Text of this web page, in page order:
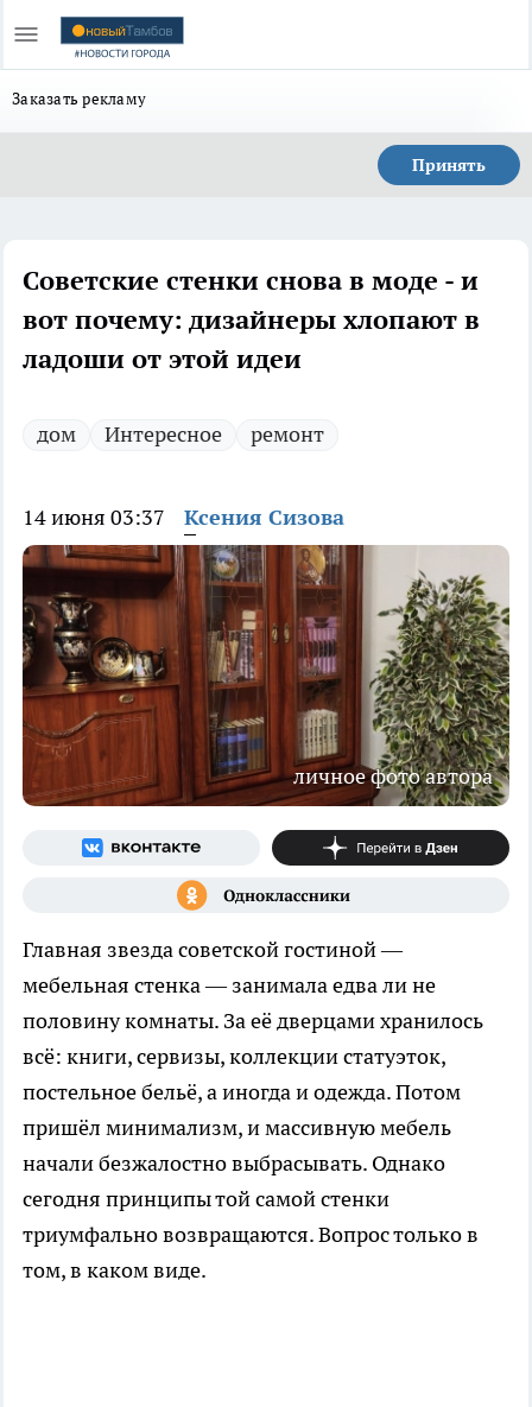
Заказать рекламу
Принять
Советские стенки снова в моде - и
вот почему: дизайнеры хлопают в
ладоши от этой идеи
дом Интересное ремонт
14 июня 03:37 Ксения Сизова
личное фото автора
Главная звезда советской гостиной —
мебельная стенка — занимала едва ли не
половину комнаты. За её дверцами хранилось
всё: книги, сервизы, коллекции статуэток,
постельное бельё, а иногда и одежда. Потом
пришёл минимализм, и массивную мебель
начали безжалостно выбрасывать. Однако
сегодня принципы той самой стенки
триумфально возвращаются. Вопрос только в
том, в каком виде.